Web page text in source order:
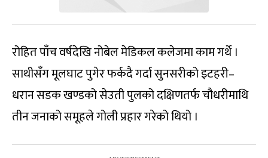
रोहित पाँच वर्षदेखि नोबेल मेडिकल कलेजमा काम गर्थे ।
साथीसँग मूलघाट पुगेर फर्कदै गर्दा सुनसरीको इटहरी–
धरान सडक खण्डको सेउती पुलको दक्षिणतर्फ चौधरीमाथि
तीन जनाको समूहले गोली प्रहार गरेको थियो ।